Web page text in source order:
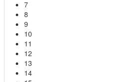
7
8
9
10
11
12
13
14